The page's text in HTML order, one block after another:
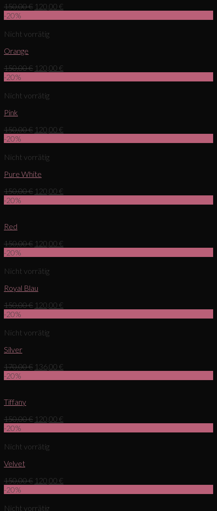
150,00€ 120,00 €
-20%
Nicht vorrätig
Orange
150,00€ 120,00 €
-20%
Nicht vorrätig
Pink
150,00€ 120,00 €
-20%
Nicht vorrätig
Pure White
150,00€ 120,00 €
-20%
Red
150,00€ 120,00 €
-20%
Nicht vorrätig
Royal Blau
150,00€ 120,00 €
-20%
Nicht vorrätig
Silver
170,00€ 136,00 €
-20%
Tiffany
150,00€ 120,00 €
-20%
Nicht vorrätig
Velvet
150,00€ 120,00 €
-20%
Nicht vorrätig